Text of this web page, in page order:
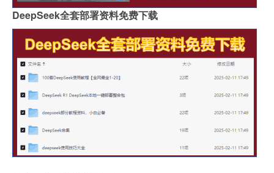
DeepSeek全套部署资料免费下载